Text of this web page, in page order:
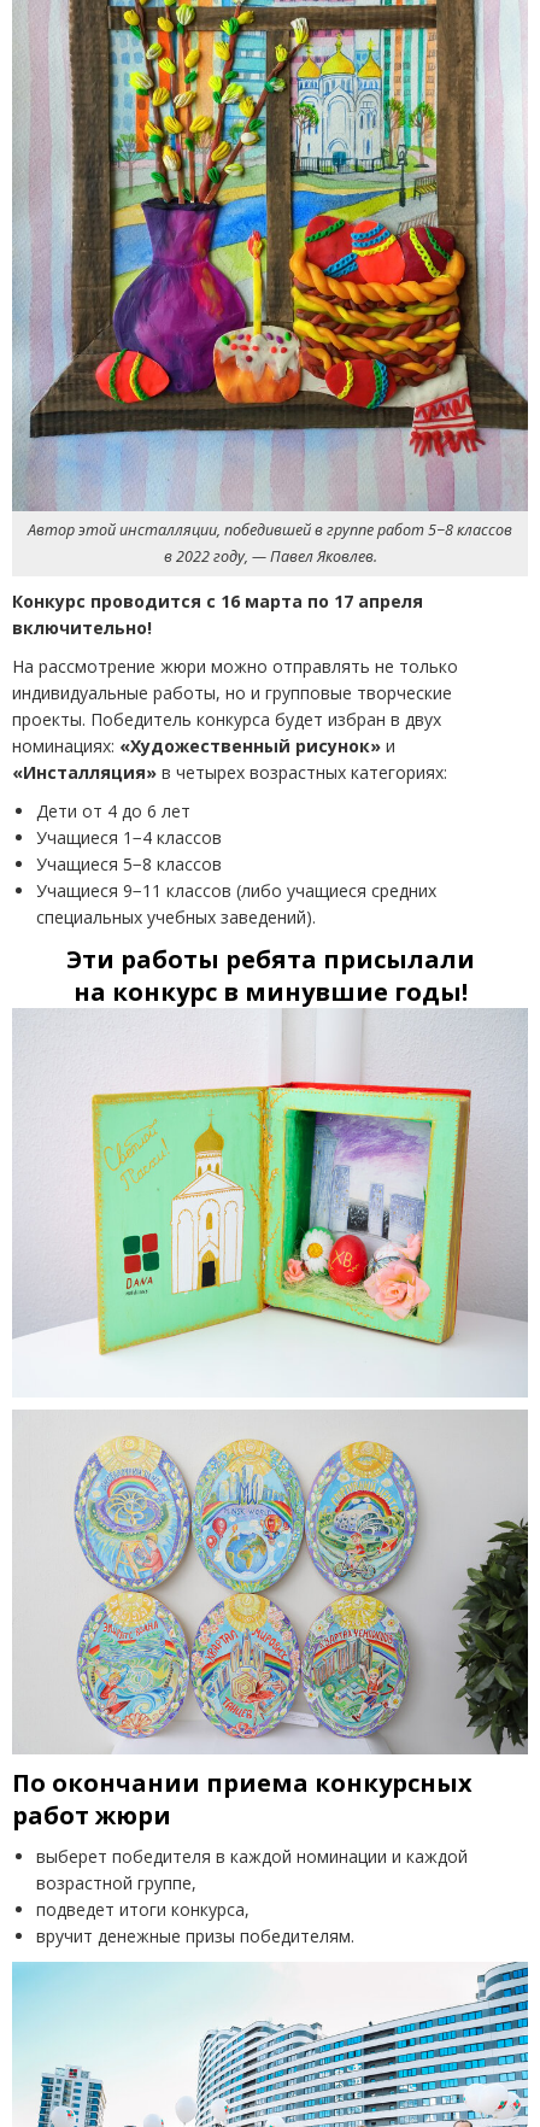
Автор этой инсталляции, победившей в группе работ 5−8 классов
в 2022 году, — Павел Яковлев.
Конкурс проводится с 16 марта по 17 апреля
включительно!
На рассмотрение жюри можно отправлять не только
индивидуальные работы, но и групповые творческие
проекты. Победитель конкурса будет избран в двух
номинациях: «Художественный рисунок» и
«Инсталляция» в четырех возрастных категориях:
Дети от 4 до 6 лет
Учащиеся 1−4 классов
Учащиеся 5−8 классов
Учащиеся 9−11 классов (либо учащиеся средних
специальных учебных заведений).
Эти работы ребята присылали
на конкурс в минувшие годы!
По окончании приема конкурсных
работ жюри
выберет победителя в каждой номинации и каждой
возрастной группе,
подведет итоги конкурса,
вручит денежные призы победителям.